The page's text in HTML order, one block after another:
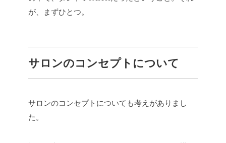
が、まずひとつ。
サロンのコンセプトについて
サロンのコンセプトについても考えがありまし
た。